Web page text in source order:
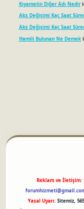
Kıyametin Diğer Adı Nedir
Aks Değişimi Kaç Saat
Aks Değişimi Kaç Saat
Hamili Bulunan Ne Demek
Reklam ve İletişim:
Yasal Uyarı: Sitemiz,